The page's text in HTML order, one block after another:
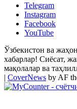
Telegram
Instagram
Facebook
YouTube
Ўзбекистон ва
хабарлар! Сиёсат,
мақолалар ва
| CoverNews by AF